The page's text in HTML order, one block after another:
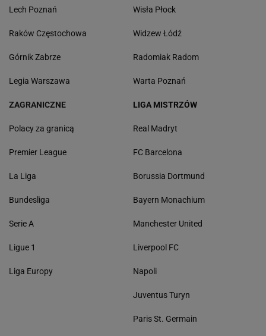
Lech Poznań
Raków Częstochowa
Górnik Zabrze
Legia Warszawa
Wisła Płock
Widzew Łódź
Radomiak Radom
Warta Poznań
ZAGRANICZNE
Polacy za granicą
Premier League
La Liga
Bundesliga
Serie A
Ligue 1
Liga Europy
LIGA MISTRZÓW
Real Madryt
FC Barcelona
Borussia Dortmund
Bayern Monachium
Manchester United
Liverpool FC
Napoli
Juventus Turyn
Paris St. Germain